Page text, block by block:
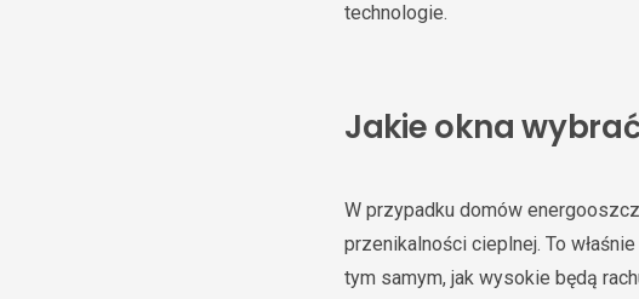
technologie.
Jakie okna
W przypadku domów
przenikalności cieplnej. To
tym samym, jak wysokie będą